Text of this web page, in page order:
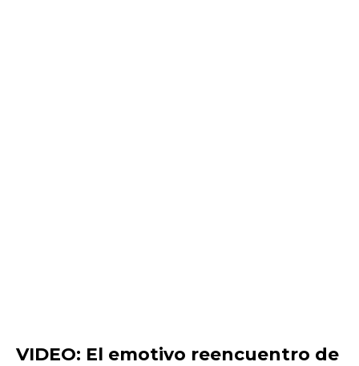
VIDEO: El emotivo reencuentro de